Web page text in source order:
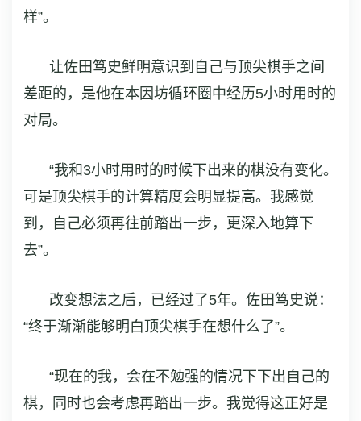
样”。
让佐田笃史鲜明意识到自己与顶尖棋手之间
差距的，是他在本因坊循环圈中经历5小时用时的
对局。
“我和3小时用时的时候下出来的棋没有变化。
可是顶尖棋手的计算精度会明显提高。我感觉
到，自己必须再往前踏出一步，更深入地算下
去”。
改变想法之后，已经过了5年。佐田笃史说：
“终于渐渐能够明白顶尖棋手在想什么了”。
“现在的我，会在不勉强的情况下下出自己的
棋，同时也会考虑再踏出一步。我觉得这正好是